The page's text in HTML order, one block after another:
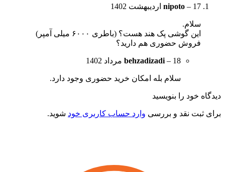
nipoto – 17 اردیبهشت 1402
سلام.
این گوشی پک هند هست؟ (باطری ۶۰۰۰ میلی آمپر)
فروش حضوری هم دارید؟
behzadizadi – 18 مرداد 1402
سلام بله امکان خرید حضوری وجود دارد.
خود را بنویسید
ثبت نقد و بررسی وارد حساب کاربری خودشوید.